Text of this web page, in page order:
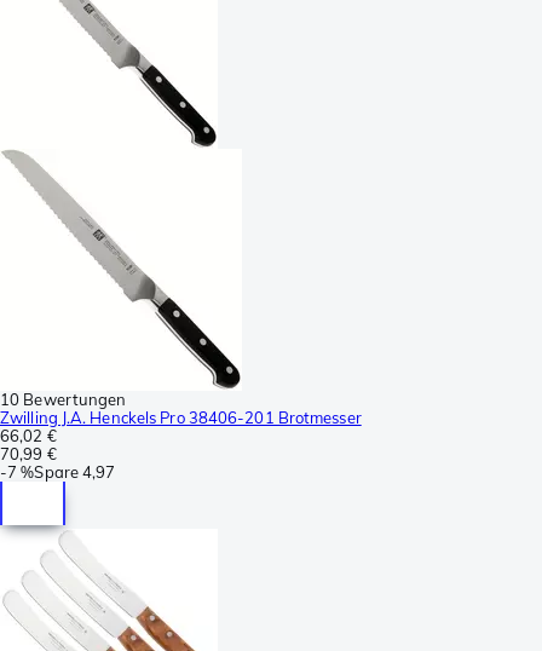
10 Bewertungen
Zwilling J.A. Henckels Pro 38406-201 Brotmesser
66,02 €
70,99 €
-7 %Spare4,97